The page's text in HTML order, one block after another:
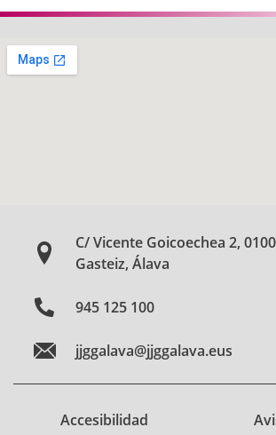
C/ Vicente Goicoechea 2,
Gasteiz, Álava
945 125 100
jjggalava@jjggalava.eus
Accesibilidad